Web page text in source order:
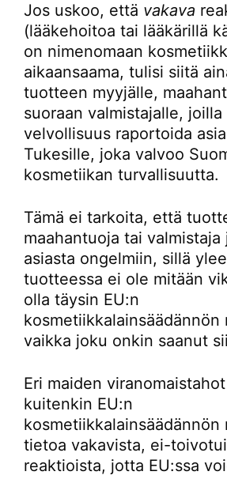
Jos uskoo, että vakava
(lääkehoitoa tai lääkärillä
on nimenomaan
aikaansaama, tulisi siitä
tuotteen myyjälle,
suoraan valmistajalle, joilla
velvollisuus raportoida
Tukesille, joka valvoo
kosmetiikan turvallisuutta.
Tämä ei tarkoita, että
maahantuoja tai valmistaja
asiasta ongelmiin, sillä
tuotteessa ei ole mitään
olla täysin EU:n
kosmetiikkalainsäädännön
vaikka joku onkin saanut
Eri maiden
kuitenkin EU:n
kosmetiikkalainsäädännön
tietoa vakavista, ei-
reaktioista, jotta EU:ssa